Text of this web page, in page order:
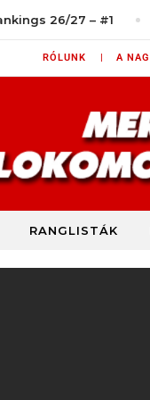
26/27 – #1
RÓLUNK | A
RANGLISTÁK